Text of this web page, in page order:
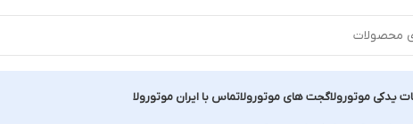
یدکی موتورولاگجت های موتورولاتماس با ایران موتورولا